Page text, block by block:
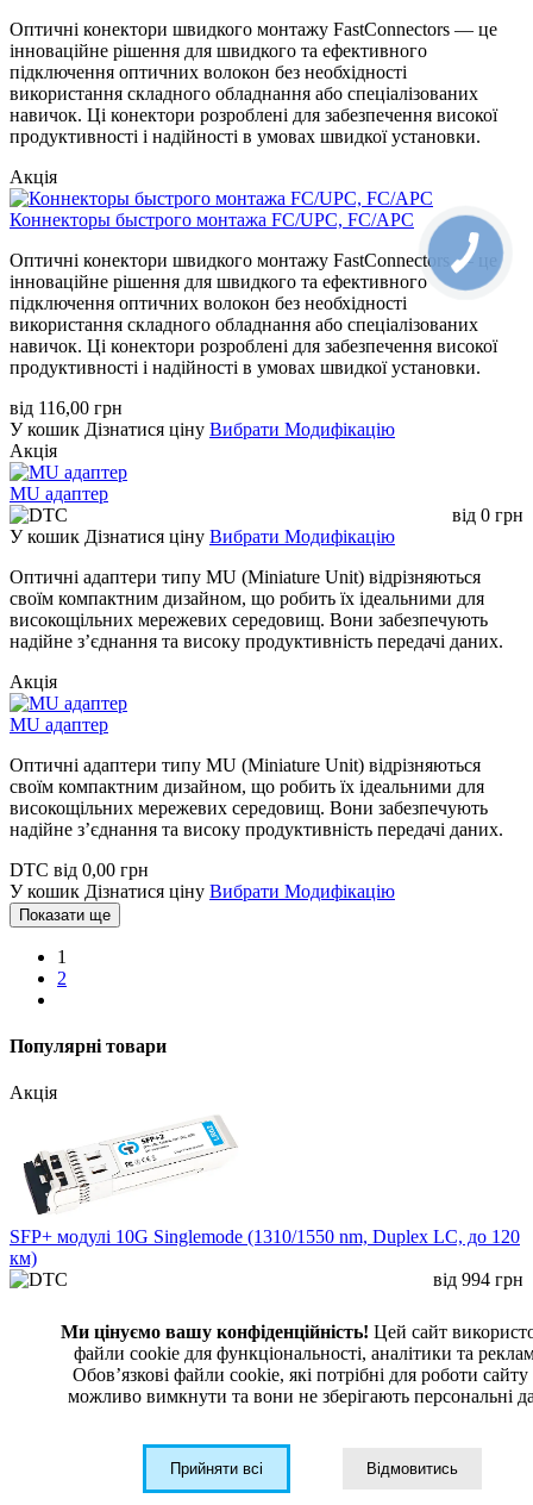
Оптичні конектори швидкого монтажу FastConnectors — це
інноваційне рішення для швидкого та ефективного
підключення оптичних волокон без необхідності
використання складного обладнання або спеціалізованих
навичок. Ці конектори розроблені для забезпечення високої
продуктивності і надійності в умовах швидкої установки.
Акція
Коннекторы быстрого монтажа FC/UPC, FC/APC
Оптичні конектори швидкого монтажу FastConnectors — це
інноваційне рішення для швидкого та ефективного
підключення оптичних волокон без необхідності
використання складного обладнання або спеціалізованих
навичок. Ці конектори розроблені для забезпечення високої
продуктивності і надійності в умовах швидкої установки.
від 116,00 грн
У кошик Дізнатися ціну Вибрати Модифікацію
Акція
MU адаптер
від 0 грн
У кошик Дізнатися ціну Вибрати Модифікацію
Оптичні адаптери типу MU (Miniature Unit) відрізняються
своїм компактним дизайном, що робить їх ідеальними для
високощільних мережевих середовищ. Вони забезпечують
надійне з’єднання та високу продуктивність передачі даних.
Акція
MU адаптер
Оптичні адаптери типу MU (Miniature Unit) відрізняються
своїм компактним дизайном, що робить їх ідеальними для
високощільних мережевих середовищ. Вони забезпечують
надійне з’єднання та високу продуктивність передачі даних.
DTC від 0,00 грн
У кошик Дізнатися ціну Вибрати Модифікацію
Показати ще
1
2
Популярні товари
Акція
SFP+ модулі 10G Singlemode (1310/1550 nm, Duplex LC, до 120
км)
від 994 грн
SFP+ модулі DTC Group для одномодового волокна: 10 Гбіт/с,
1310/1550 нм, Duplex LC, дистанція від 2 до 120 км. Підходять
для магістральних ліній, операторських мереж, агрегації та
дата-центрів.
SFP+ модуль 10 Гбит/с, 1310 нм, LR-10 км, LC
Ми цінуємо вашу конфіденційність! Цей сайт
файли cookie для функціональності, аналітики та
Обовʼязкові файли cookie, які потрібні для роботи сайту
можливо вимкнути та вони не зберігають персональні
Прийняти всі Відмовитись